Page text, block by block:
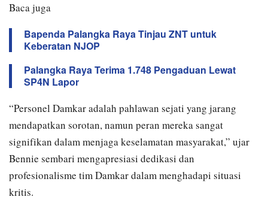
Baca juga
Bapenda Palangka Raya Tinjau ZNT untuk
Keberatan NJOP
Palangka Raya Terima 1.748 Pengaduan Lewat
SP4N Lapor
“Personel Damkar adalah pahlawan sejati yang jarang
mendapatkan sorotan, namun peran mereka sangat
signifikan dalam menjaga keselamatan masyarakat,” ujar
Bennie sembari mengapresiasi dedikasi dan
profesionalisme tim Damkar dalam menghadapi situasi
kritis.